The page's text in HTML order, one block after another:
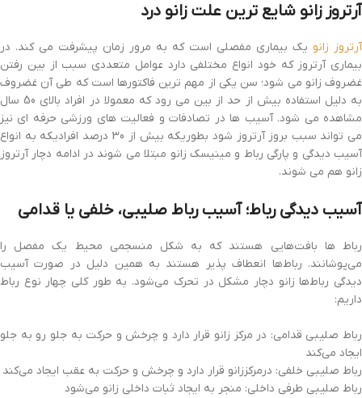
آرتروز زانو شایع ترین علت زانو درد
آرتروز زانو یک بیماری مفصلی است که به مرور زمان پیشرفت می کند. در
بیماری آرتروز که خود انواع مختلفی دارد عوامل متعددی سبب از بین رفتن
غضروف زانو می شود؛ سن یکی از مهم ترین فاکتورها است که طی آن غضروف
به دلیل استفاده بیش از حد از بین می رود که معمولا در افراد بالای 50 سال
مشاهده می شود. آسیب ها در تصادفات و فعالیت های ورزشی حرفه ای نیز
می تواند سبب بروز آرتروز شود بطوریکه بیش از 30 درصد افرادیکه به انواع
آسیب دیدگی و پارگی رباط و مینیسک زانو مبتلا می شوند در ادامه دچار آرتروز
زانو هم می شوند.
آسیب دیدگی رباط؛ آسیب رباط صلیبی، خلفی یا قدامی
رباط ها بافت‌هایی هستند که به شکل منسجمی محیط یک مفصل را
می‌پوشانند. رباط‌ها انعطاف پذیر هستند به همین دلیل در صورت آسیب
دیدگی رباط‌ها زانو دچار مشکل در تحرک می‌شود. به طور کلی چهار نوع رباط
داریم:
رباط صلیبی قدامی: در مرکز زانو قرار دارد و چرخش و حرکت به جلو رو به جلو
ایجاد می‌کند
رباط صلیبی خلفی: درمرکززانو قرار دارد و چرخش و حرکت به عقب ایجاد می‌کند
رباط صلیبی طرفی داخلی: منجر به ایجاد ثبات داخلی زانو می‌شود